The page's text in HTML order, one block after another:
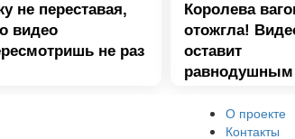
не переставая,
видео
не раз
Королева
отожгла!
оставит
равнодушным
О проекте
Контакты